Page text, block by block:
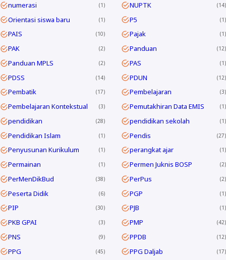
numerasi 1 NUPTK 14
Orientasi siswa baru 1 P5 1
PAIS 10 Pajak 1
PAK 2 Panduan 12
Panduan MPLS 2 PAS 1
PDSS 14 PDUN 12
Pembatik 17 Pembelajaran 3
Pembelajaran Kontekstual 3 Pemutakhiran Data EMIS 1
pendidikan 28 pendidikan sekolah 1
Pendidikan Islam 1 Pendis 27
Penyusunan Kurikulum 1 perangkat ajar 1
Permainan 1 Permen Juknis BOSP 2
PerMenDikBud 38 PerPus 2
Peserta Didik 6 PGP 1
PIP 30 PJB 1
PKB GPAI 3 PMP 42
PNS 9 PPDB 12
PPG 45 PPG Daljab 17